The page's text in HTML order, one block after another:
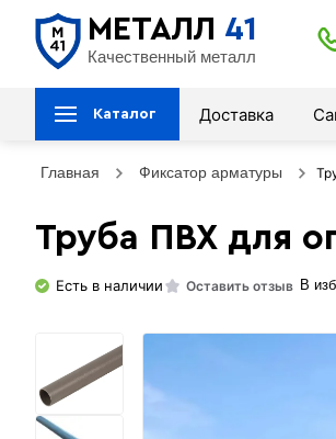
МЕТАЛЛ 41
Качественный металл
Каталог Доставка
Главная Фиксатор арматуры
Труба ПВХ для
Есть в наличии Оставить отзыв В